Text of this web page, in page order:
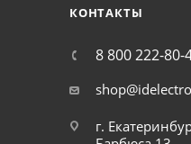
КОНТАКТЫ
8 800 222-80-
г.